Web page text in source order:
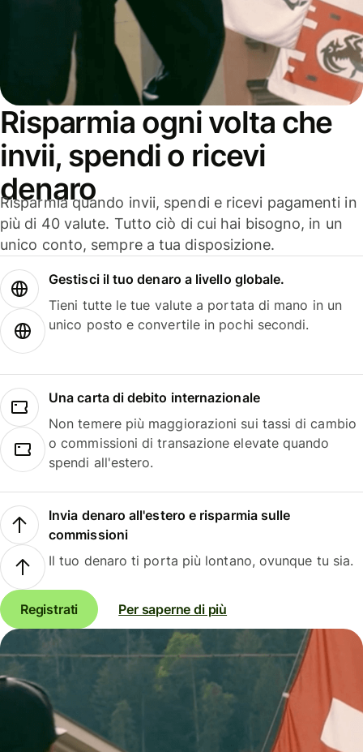
Risparmia ogni volta che
invii, spendi o ricevi
denaro
Risparmia quando invii, spendi e ricevi pagamenti in
più di 40 valute. Tutto ciò di cui hai bisogno, in un
unico conto, sempre a tua disposizione.
Gestisci il tuo denaro a livello globale.
Tieni tutte le tue valute a portata di mano in un
unico posto e convertile in pochi secondi.
Una carta di debito internazionale
Non temere più maggiorazioni sui tassi di cambio
o commissioni di transazione elevate quando
spendi all'estero.
Invia denaro all'estero e risparmia sulle
commissioni
Il tuo denaro ti porta più lontano, ovunque tu sia.
Registrati Per saperne di più